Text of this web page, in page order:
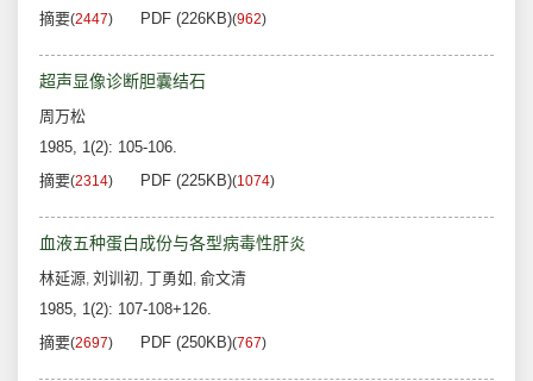
摘要(2447) PDF (226KB)(962)
超声显像诊断胆囊结石
周万松
1985, 1(2): 105-106.
摘要(2314) PDF (225KB)(1074)
血液五种蛋白成份与各型病毒性肝炎
林延源, 刘训初, 丁勇如 , 俞文清
1985, 1(2): 107-108+126.
摘要(2697) PDF (250KB)(767)